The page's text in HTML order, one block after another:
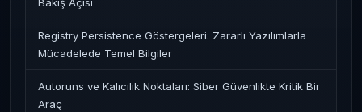
Registry Persistence Göstergeleri: Zararlı Yazılımlarla
Mücadelede Temel Bilgiler
Autoruns ve Kalıcılık Noktaları: Siber Güvenlikte Kritik Bir
Araç